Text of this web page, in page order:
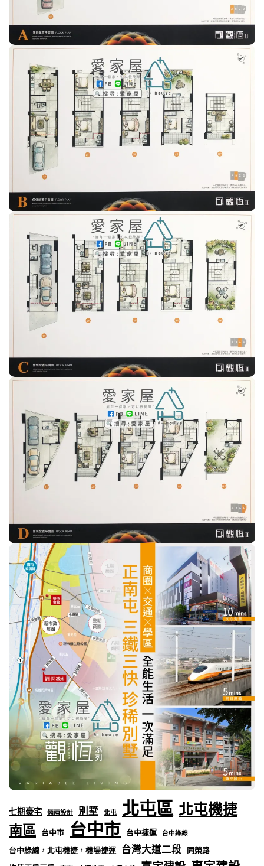
七期豪宅 倆兩設計 別墅 北屯 北屯區 北屯機捷
南區 台中市 台中市 台中捷運 台中綠線
台中綠線，北屯機捷，機場捷運 台灣大道二段 同榮路